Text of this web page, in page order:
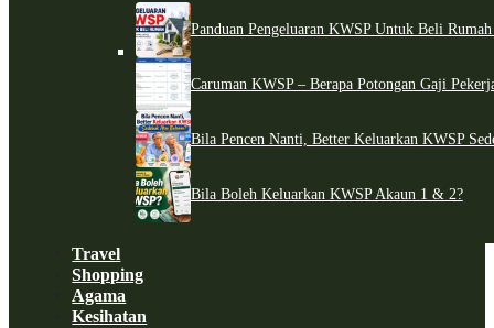
Panduan Pengeluaran KWSP Untuk Beli
Caruman KWSP – Berapa Potongan Gaji
Bila Pencen Nanti, Better Keluarkan KWSP
Bila Boleh Keluarkan KWSP Akaun 1 & 2?
Travel
Shopping
Agama
Kesihatan